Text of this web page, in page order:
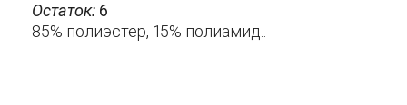
Остаток: 6
85% полиэстер, 15% полиамид..